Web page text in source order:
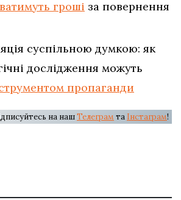
гроші за повернення
суспільною думкою: як
дослідження можуть
пропаганди
на нашТелеграм та Інстаграм!